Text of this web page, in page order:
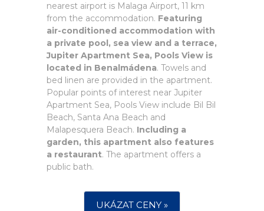
nearest airport is Malaga Airport, 11 km
from the accommodation. Featuring
air-conditioned accommodation with
a private pool, sea view and a terrace,
Jupiter Apartment Sea, Pools View is
located in Benalmádena. Towels and
bed linen are provided in the apartment.
Popular points of interest near Jupiter
Apartment Sea, Pools View include Bil Bil
Beach, Santa Ana Beach and
Malapesquera Beach. Including a
garden, this apartment also features
a restaurant. The apartment offers a
public bath.
UKÁZAT CENY »